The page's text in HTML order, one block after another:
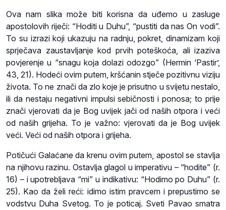
Ova nam slika može biti korisna da uđemo u zasluge
apostolovih riječi: “Hoditi u Duhu”, “pustiti da nas On vodi”.
To su izrazi koji ukazuju na radnju, pokret, dinamizam koji
sprječava zaustavljanje kod prvih poteškoća, ali izaziva
povjerenje u “snagu koja dolazi odozgo” (Hermin ‘Pastir’,
43, 21). Hodeći ovim putem, kršćanin stječe pozitivnu viziju
života. To ne znači da zlo koje je prisutno u svijetu nestalo,
ili da nestaju negativni impulsi sebičnosti i ponosa; to prije
znači vjerovati da je Bog uvijek jači od naših otpora i veći
od naših grijeha. To je važno: vjerovati da je Bog uvijek
veći. Veći od naših otpora i grijeha.
Potičući Galaćane da krenu ovim putem, apostol se stavlja
na njihovu razinu. Ostavlja glagol u imperativu – “hodite” (r.
16) – i upotrebljava “mi” u indikativu: “Hodimo po Duhu” (r.
25). Kao da želi reći: idimo istim pravcem i prepustimo se
vodstvu Duha Svetog. To je poticaj. Sveti Pavao smatra